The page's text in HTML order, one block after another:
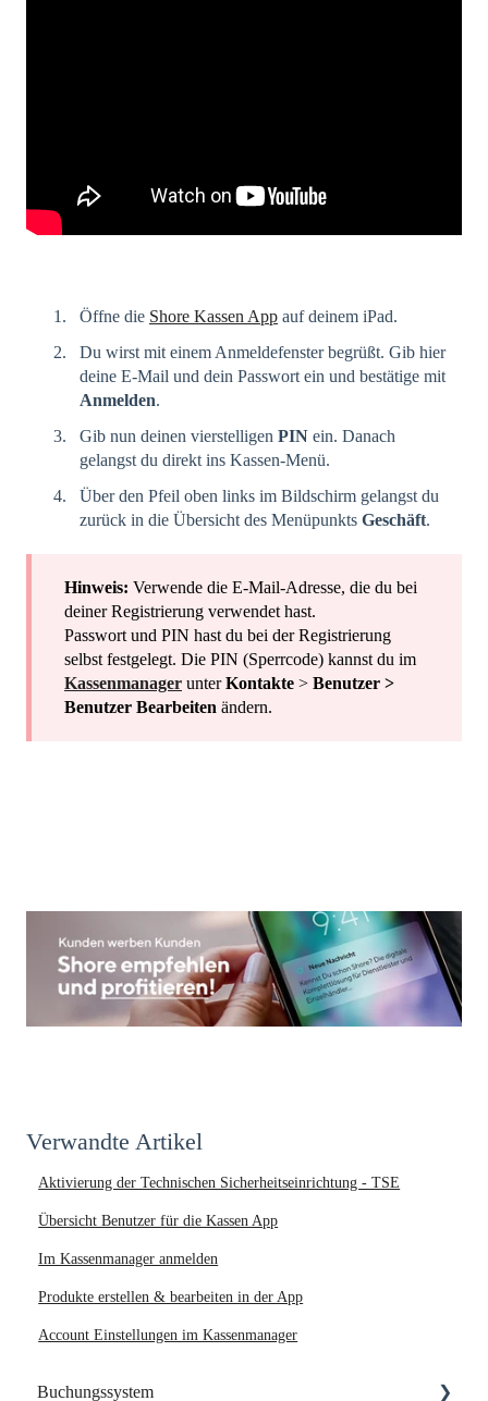
Öffne die Shore Kassen App auf deinem iPad.
Du wirst mit einem Anmeldefenster begrüßt. Gib hier
deine E-Mail und dein Passwort ein und bestätige mit
Anmelden.
Gib nun deinen vierstelligen PIN ein. Danach
gelangst du direkt ins Kassen-Menü.
Über den Pfeil oben links im Bildschirm gelangst du
zurück in die Übersicht des Menüpunkts Geschäft.
Hinweis: Verwende die E-Mail-Adresse, die du bei
deiner Registrierung verwendet hast.
Passwort und PIN hast du bei der Registrierung
selbst festgelegt. Die PIN (Sperrcode) kannst du im
Kassenmanager unterKontakte > Benutzer >
Benutzer Bearbeiten ändern.
Verwandte Artikel
Aktivierung der Technischen Sicherheitseinrichtung - TSE
Übersicht Benutzer für die Kassen App
Im Kassenmanager anmelden
Produkte erstellen & bearbeiten in der App
Account Einstellungen im Kassenmanager
Buchungssystem